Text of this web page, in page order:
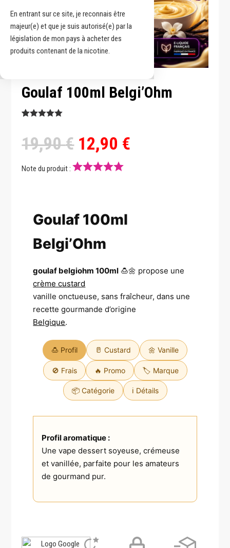
En entrant sur ce site, je reconnais être
majeur(e) et que je suis autorisé(e) par la
législation de mon pays à acheter des
produits contenant de la nicotine.
Goulaf 100ml Belgi’Ohm
sur 5
basé sur
client
19,90€ Le
prix
19,90 €.
12,90 €
Note du produit :
Goulaf 100ml
Belgi’Ohm
goulaf belgiohm 100ml 🍮🌼 propose une
crème custard
vanille onctueuse, sans fraîcheur, dans une
recette gourmande d’origine
Belgique.
🍮 Profil 🥛 Custard 🌼 Vanille
🚫 Frais 🔥 Promo 🏷️ Marque
📦 Catégorie ℹ️ Détails
Profil aromatique :
Une vape dessert soyeuse, crémeuse
et vanillée, parfaite pour les amateurs
de gourmand pur.